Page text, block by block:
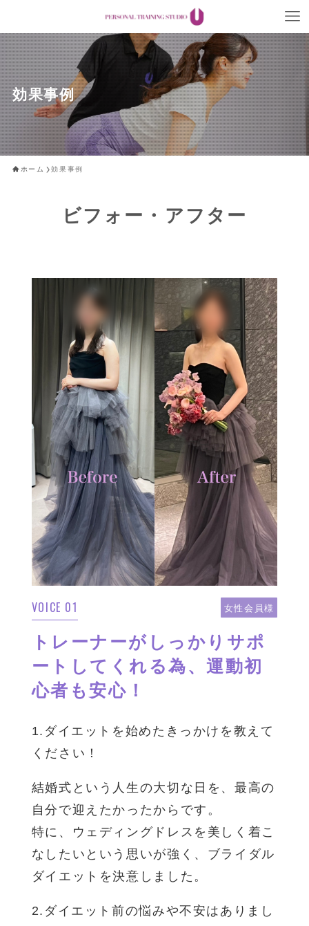
効果事例
ホーム 効果事例
ビフォー・アフター
VOICE 01 女性会員様
トレーナーがしっかりサポ
ートしてくれる為、運動初
心者も安心！
1.ダイエットを始めたきっかけを教えて
ください！
結婚式という人生の大切な日を、最高の
自分で迎えたかったからです。
特に、ウェディングドレスを美しく着こ
なしたいという思いが強く、ブライダル
ダイエットを決意しました。
2.ダイエット前の悩みや不安はありまし